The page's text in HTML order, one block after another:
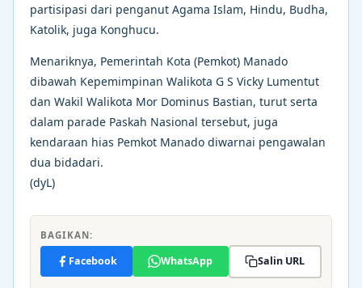
partisipasi dari penganut Agama Islam, Hindu, Budha,
Katolik, juga Konghucu.
Menariknya, Pemerintah Kota (Pemkot) Manado
dibawah Kepemimpinan Walikota G S Vicky Lumentut
dan Wakil Walikota Mor Dominus Bastian, turut serta
dalam parade Paskah Nasional tersebut, juga
kendaraan hias Pemkot Manado diwarnai pengawalan
dua bidadari.
(dyL)
BAGIKAN:
Facebook WhatsApp Salin URL